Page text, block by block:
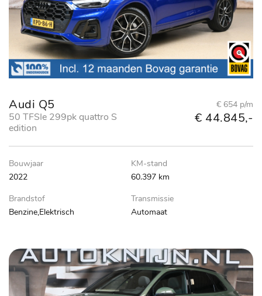
Audi Q5
50 TFSIe 299pk quattro S
edition
€ 654 p/m
€ 44.845,-
Bouwjaar
2022
KM-stand
60.397 km
Brandstof
Benzine,Elektrisch
Transmissie
Automaat